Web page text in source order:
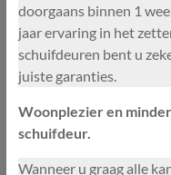
doorgaans binnen 1
jaar ervaring in het
schuifdeuren bent u
juiste garanties.
Woonplezier en
schuifdeur.
Wanneer u graag alle